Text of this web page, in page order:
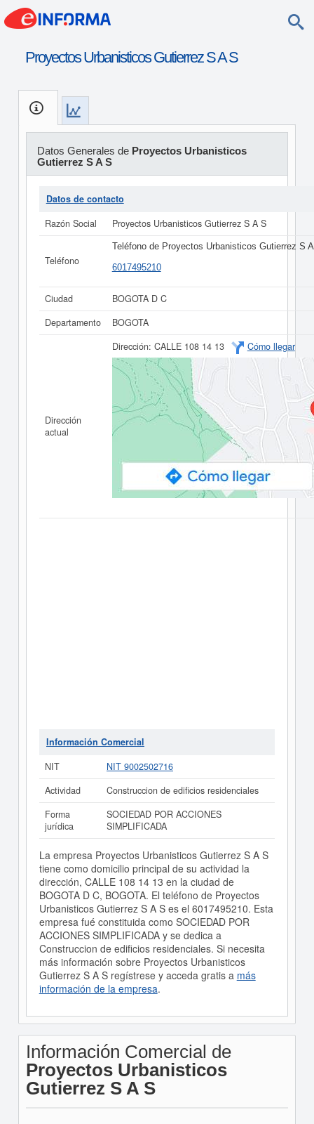
Proyectos Urbanisticos Gutierrez S A S
Datos Generales de Proyectos Urbanisticos
Gutierrez S A S
Datos de contacto
Razón Social
Proyectos Urbanisticos Gutierrez S A S
Teléfono
Teléfono de Proyectos Urbanisticos Gutierrez S
6017495210
Ciudad
BOGOTA D C
Departamento
BOGOTA
Dirección
actual
Dirección: CALLE 108 14 13 Cómo llegar
Información Comercial
NIT
NIT 9002502716
Actividad
Construccion de edificios residenciales
Forma
jurídica
SOCIEDAD POR ACCIONES
SIMPLIFICADA
La empresa Proyectos Urbanisticos Gutierrez S A S
tiene como domicilio principal de su actividad la
dirección, CALLE 108 14 13 en la ciudad de
BOGOTA D C, BOGOTA. El teléfono de Proyectos
Urbanisticos Gutierrez S A S es el 6017495210. Esta
empresa fué constituida como SOCIEDAD POR
ACCIONES SIMPLIFICADA y se dedica a
Construccion de edificios residenciales. Si necesita
más información sobre Proyectos Urbanisticos
Gutierrez S A S regístrese y acceda gratis a más
información de la empresa.
Información Comercial de
Proyectos Urbanisticos
Gutierrez S A S